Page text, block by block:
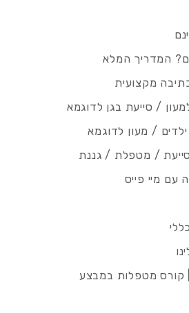
המדריך המלא
מקצועית
/ סייעת בגן לדוגמא
ילדים / מעון לדוגמא
סייעת / מטפלת / גננת
עם מיי פייס
קורס מטפלות במבצע